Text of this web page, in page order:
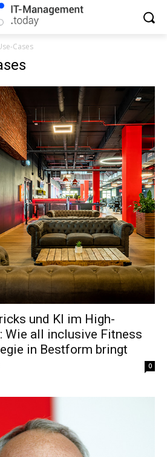
Cases
und KI im High-
Wie all inclusive Fitness
in Bestform bringt
0